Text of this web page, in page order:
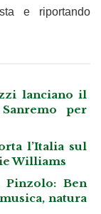
e riportando
lanciano il
per
l’Italia sul
Williams
Pinzolo: Ben
natura